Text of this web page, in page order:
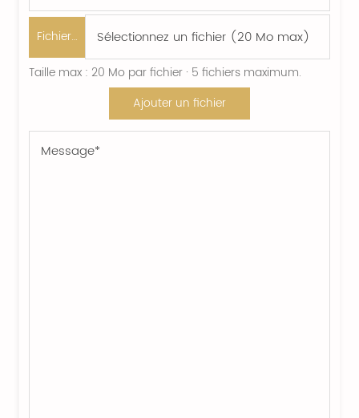
Fichier…
Taille max : 20 Mo par fichier · 5 fichiers maximum.
Ajouter un fichier